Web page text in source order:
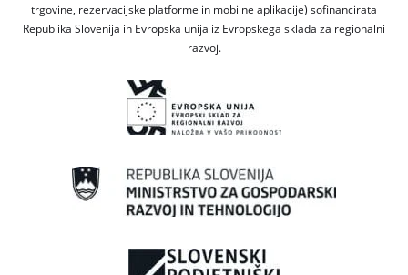
trgovine, rezervacijske platforme in mobilne aplikacije) sofinancirata
Republika Slovenija in Evropska unija iz Evropskega sklada za regionalni
razvoj.